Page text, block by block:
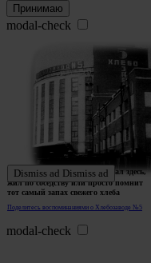
Принимаю
modal-check
Поделитесь воспоминаниями о Хлебозаводе №5
Ждем истории тех, кто работал здесь,
жил по соседству или просто помнит
тот самый запах свежего хлеба
Dismiss ad Dismiss ad
modal-check